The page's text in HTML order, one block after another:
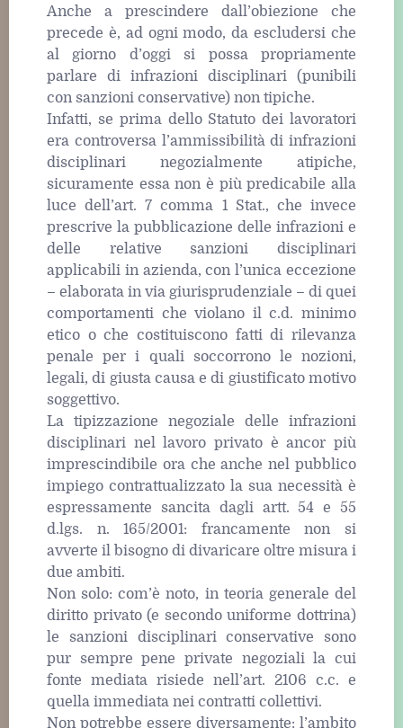
Anche a prescindere dall’obiezione che
precede è, ad ogni modo, da escludersi che
al giorno d’oggi si possa propriamente
parlare di infrazioni disciplinari (punibili
con sanzioni conservative) non tipiche.
Infatti, se prima dello Statuto dei lavoratori
era controversa l’ammissibilità di infrazioni
disciplinari negozialmente atipiche,
sicuramente essa non è più predicabile alla
luce dell’art. 7 comma 1 Stat., che invece
prescrive la pubblicazione delle infrazioni e
delle relative sanzioni disciplinari
applicabili in azienda, con l’unica eccezione
– elaborata in via giurisprudenziale – di quei
comportamenti che violano il c.d. minimo
etico o che costituiscono fatti di rilevanza
penale per i quali soccorrono le nozioni,
legali, di giusta causa e di giustificato motivo
soggettivo.
La tipizzazione negoziale delle infrazioni
disciplinari nel lavoro privato è ancor più
imprescindibile ora che anche nel pubblico
impiego contrattualizzato la sua necessità è
espressamente sancita dagli artt. 54 e 55
d.lgs. n. 165/2001: francamente non si
avverte il bisogno di divaricare oltre misura i
due ambiti.
Non solo: com’è noto, in teoria generale del
diritto privato (e secondo uniforme dottrina)
le sanzioni disciplinari conservative sono
pur sempre pene private negoziali la cui
fonte mediata risiede nell’art. 2106 c.c. e
quella immediata nei contratti collettivi.
Non potrebbe essere diversamente: l’ambito